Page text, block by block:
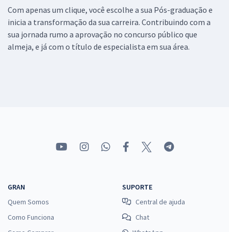
Com apenas um clique, você escolhe a sua Pós-graduação e
inicia a transformação da sua carreira. Contribuindo com a
sua jornada rumo a aprovação no concurso público que
almeja, e já com o título de especialista em sua área.
GRAN
Quem Somos
Como Funciona
SUPORTE
Central de ajuda
Chat